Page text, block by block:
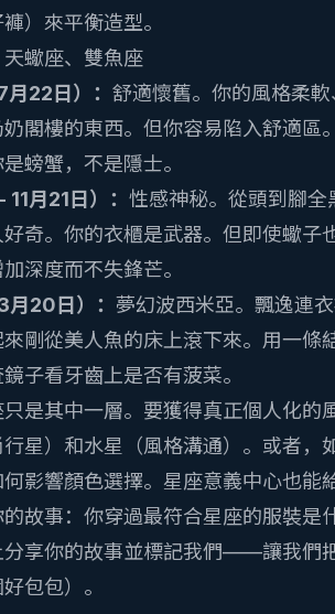
）來平衡造型。
蠍座、雙魚座
22日）： 舒適懷舊。你的風格柔
閣樓的東西。但你容易陷入舒適區
螃蟹，不是隱士。
月21日）： 性感神秘。從頭到腳
奇。你的衣櫃是武器。但即使蠍子
深度而不失鋒芒。
20日）： 夢幻波西米亞。飄逸連
剛從美人魚的床上滾下來。用一條
子看牙齒上是否有菠菜。
是其中一層。要獲得真正個人化的
星）和水星（風格溝通）。或者，
影響顏色選擇。 星座意義中心也能
故事：你穿過最符合星座的服裝是
分享你的故事並標記我們——讓我們
包包）。